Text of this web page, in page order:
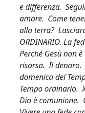
e differenza.
amare. Come
alla terra?
ORDINARIO. La
Perché Gesù non
risorsa. Il denaro.
domenica del
Tempo ordinario.
Dio è comunione.